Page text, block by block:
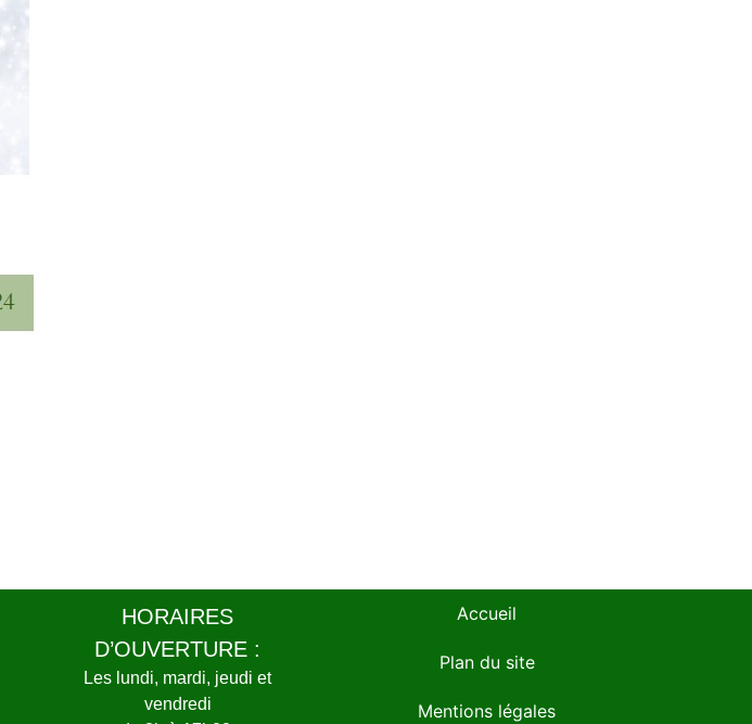
HORAIRES
D’OUVERTURE :
Les lundi, mardi, jeudi et
vendredi
Accueil
Plan du site
Mentions légales